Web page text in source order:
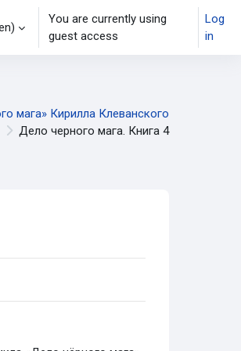
You are currently using
guest access
Log
in
мага» Кирилла Клеванского
Дело черного мага. Книга 4